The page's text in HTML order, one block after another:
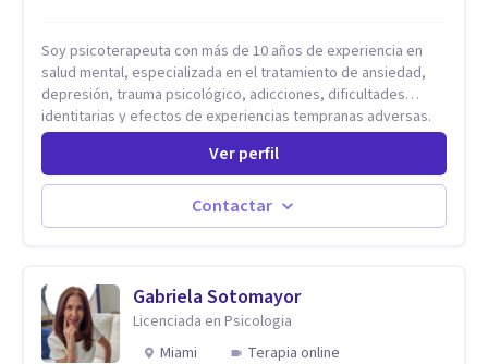
Soy psicoterapeuta con más de 10 años de experiencia en
salud mental, especializada en el tratamiento de ansiedad,
depresión, trauma psicológico, adicciones, dificultades
identitarias y efectos de experiencias tempranas adversas.
Ofrezco un espacio terapéutico seguro, confidencial y
profundamente humano, donde el dolor emocional puede
transformarse en autoconocimiento, regulación emocional y
psicoanálisis, terapia somática y de trauma, psicología
Psicología Analítica Junguiana. Mi abordaje también incorpora
perspectivas interculturales, ecopsicología y el trabajo
simbólico con el inconsciente, entendiendo que cada
proceso terapéutico es único y requiere una mirada
Ver perfil
Contactar
Gabriela Sotomayor
Licenciada en Psicologia
Miami
Terapia online